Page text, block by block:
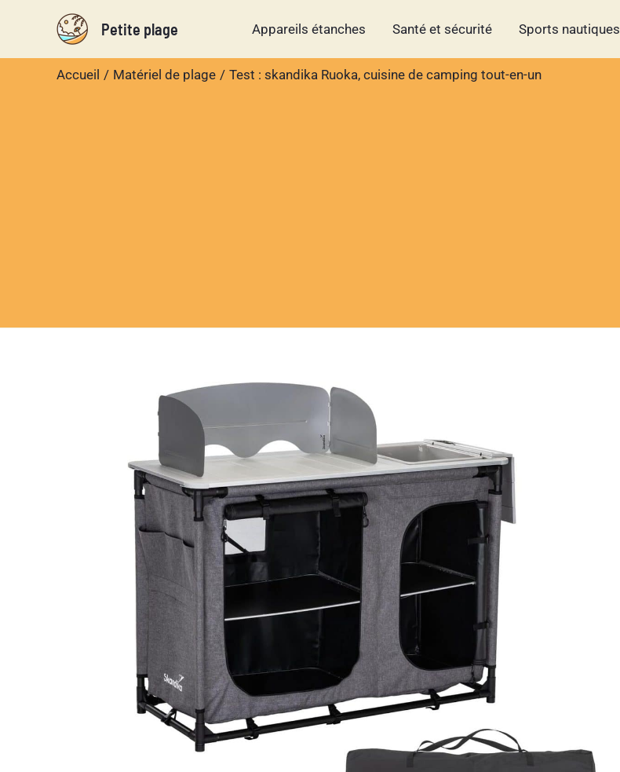
contenu
Petite plage Appareils étanches Santé et sécurité Sports nautiques
Accueil Matériel de plage Test : skandika Ruoka, cuisine de camping tout-en-un